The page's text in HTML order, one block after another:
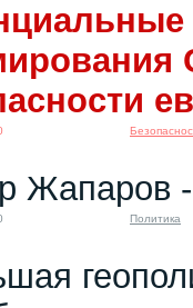
Жапаров -
Политика